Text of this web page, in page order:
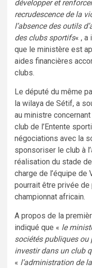
développer et
recrudescence de la
l’absence des outils
des clubs sportifs« , a
que le ministère est
aides financières
clubs.
Le député du même
la wilaya de Sétif, a
au ministre
club de l’Entente
négociations avec la
sponsoriser le club à
réalisation du stade
charge de l’équipe de
pourrait être privée de
championnat africain.
A propos de la
indiqué que « le
sociétés publiques ou
investir dans un club
« l’administration de